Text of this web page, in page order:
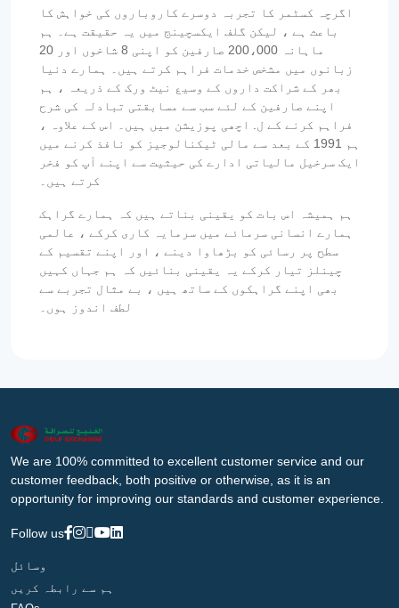
اگرچہ کسٹمر کا تجربہ دوسرے کاروباروں کی خواہش کا
باعث ہے ، لیکن گلف ایکسچینج میں یہ حقیقت ہے۔ ہم
ماہانہ 200،000 صارفین کو اپنی 8 شاخوں اور 20
زبانوں میں مشخص خدمات فراہم کرتے ہیں۔ ہمارے دنیا
بھر کے شراکت داروں کے وسیع نیٹ ورک کے ذریعہ ، ہم
اپنے صارفین کے لئے سب سے مسابقتی تبادلہ کی شرح
فراہم کرنے کے ل. اچھی پوزیشن میں ہیں۔ اس کے علاوہ ،
ہم 1991 کے بعد سے مالی ٹیکنالوجیز کو نافذ کرنے میں
ایک سرخیل مالیاتی ادارے کی حیثیت سے اپنے آپ کو فخر
کرتے ہیں۔
ہم ہمیشہ اس بات کو یقینی بناتے ہیں کہ ہمارے گراہک
ہمارے انسانی سرمائے میں سرمایہ کاری کرکے ، عالمی
سطح پر رسائی کو بڑھاوا دینے ، اور اپنے تقسیم کے
چینلز تیار کرکے یہ یقینی بنائیں کہ ہم جہاں کہیں
بھی اپنے گراہکوں کے ساتھ ہیں ، بے مثال تجربے سے
لطف اندوز ہوں۔
We are 100% committed to excellent customer service and our
customer feedback, both positive or otherwise, as it is an
opportunity for improving our standards and customer experience.
Follow us
وسائل
ہم سے رابطہ کریں